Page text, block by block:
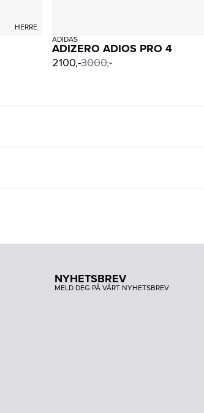
HERRE
ADIDAS
ADIZERO ADIOS PRO 4
2100,-3000,-
NYHETSBREV
MELD DEG PÅ VÅRT NYHETSBREV